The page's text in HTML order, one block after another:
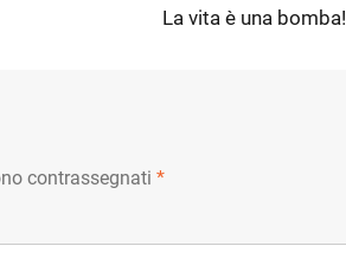
Next
La vita è una bomba!
contrassegnati *